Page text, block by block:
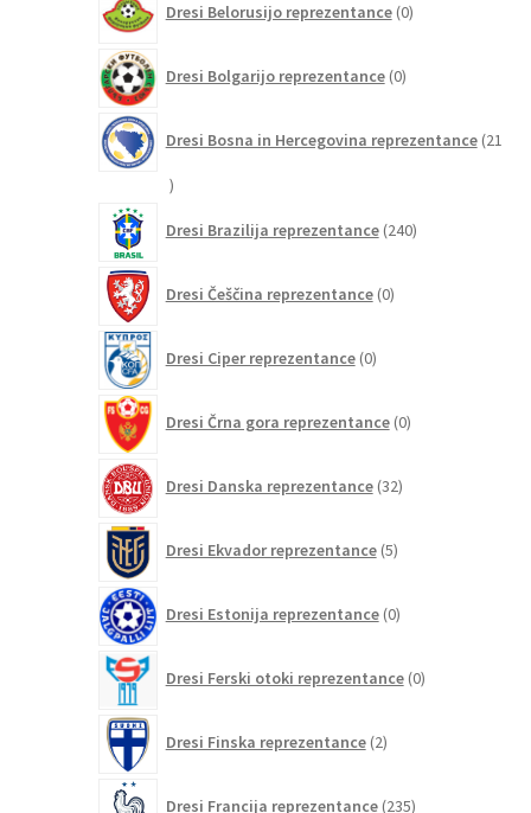
Dresi Belorusijo reprezentance 0izdelkov
Dresi Bolgarijo reprezentance 0izdelkov
Dresi Bosna in Hercegovina reprezentance 21
21
Dresi Brazilija reprezentance 240izdelkov
Dresi Češčina reprezentance 0izdelkov
Dresi Ciper reprezentance 0izdelkov
Dresi Črna gora reprezentance 0izdelkov
Dresi Danska reprezentance 32izdelkov
Dresi Ekvador reprezentance 5izdelkov
Dresi Estonija reprezentance 0izdelkov
Dresi Ferski otoki reprezentance 0izdelkov
Dresi Finska reprezentance 2izdelka
Dresi Francija reprezentance 235